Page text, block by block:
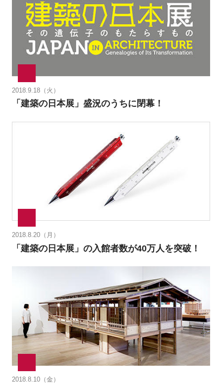
2018.9.18（火）
「建築の日本展」盛況のうちに閉幕！
2018.8.20（月）
「建築の日本展」の入館者数が40万人を突破！
2018.8.10（金）